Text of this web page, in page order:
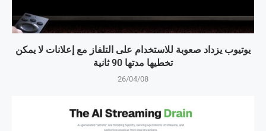
يوتيوب يزداد صعوبة للاستخدام على التلفاز مع إعلانات لا يمكن
تخطيها مدتها 90 ثانية
26/04/08